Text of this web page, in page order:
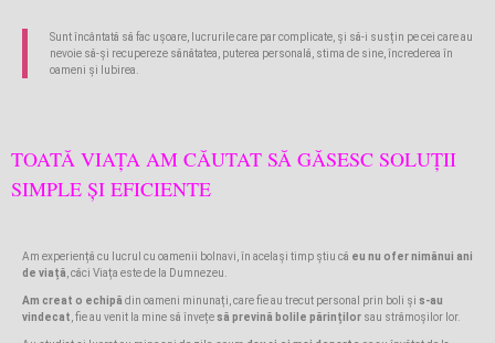
Sunt încântată să fac ușoare, lucrurile care par complicate, și să-i susțin pe cei care au
nevoie să-și recupereze sănătatea, puterea personală, stima de sine, încrederea în
oameni și Iubirea.
TOATĂ VIAȚA AM CĂUTAT SĂ GĂSESC SOLUȚII
SIMPLE ȘI EFICIENTE
Am experiență cu lucrul cu oamenii bolnavi, în același timp știu că eu nu ofer nimănui ani
de viață , căci Viața este de la Dumnezeu.
Am creat o echipă din oameni minunați, care fie au trecut personal prin boli și s-au
vindecat , fie au venit la mine să învețe să prevină bolile părinților sau strămoșilor lor.